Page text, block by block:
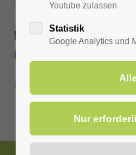
Malen, Stempeltechnik
Ohne Anmeldung, Dauer
Youtube zulassen
Statistik
Google Analytics und